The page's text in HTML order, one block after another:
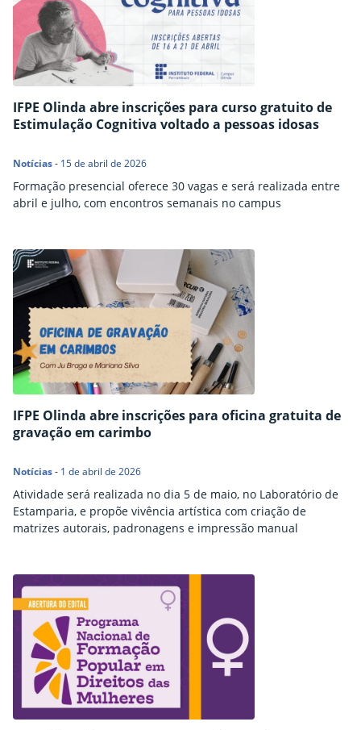
IFPE Olinda abre inscrições para curso gratuito de
Estimulação Cognitiva voltado a pessoas idosas
Notícias- 15 de abril de 2026
Formação presencial oferece 30 vagas e será realizada entre
abril e julho, com encontros semanais no campus
IFPE Olinda abre inscrições para oficina gratuita de
gravação em carimbo
Notícias- 1 de abril de 2026
Atividade será realizada no dia 5 de maio, no Laboratório de
Estamparia, e propõe vivência artística com criação de
matrizes autorais, padronagens e impressão manual